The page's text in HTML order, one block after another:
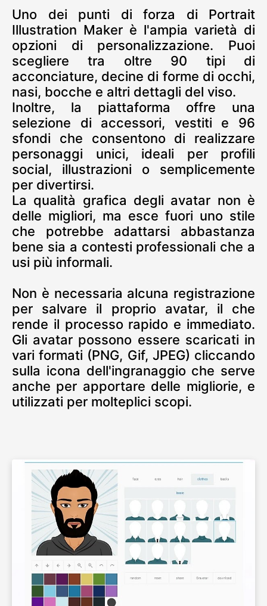
Uno dei punti di forza di Portrait
Illustration Maker è l'ampia varietà di
opzioni di personalizzazione. Puoi
scegliere tra oltre 90 tipi di
acconciature, decine di forme di occhi,
nasi, bocche e altri dettagli del viso.
Inoltre, la piattaforma offre una
selezione di accessori, vestiti e 96
sfondi che consentono di realizzare
personaggi unici, ideali per profili
social, illustrazioni o semplicemente
per divertirsi.
La qualità grafica degli avatar non è
delle migliori, ma esce fuori uno stile
che potrebbe adattarsi abbastanza
bene sia a contesti professionali che a
usi più informali.
Non è necessaria alcuna registrazione
per salvare il proprio avatar, il che
rende il processo rapido e immediato.
Gli avatar possono essere scaricati in
vari formati (PNG, Gif, JPEG) cliccando
sulla icona dell'ingranaggio che serve
anche per apportare delle migliorie, e
utilizzati per molteplici scopi.